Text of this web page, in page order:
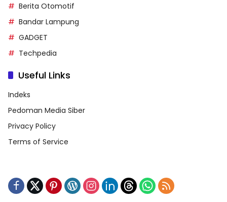
Berita Otomotif
Bandar Lampung
GADGET
Techpedia
Useful Links
Indeks
Pedoman Media Siber
Privacy Policy
Terms of Service